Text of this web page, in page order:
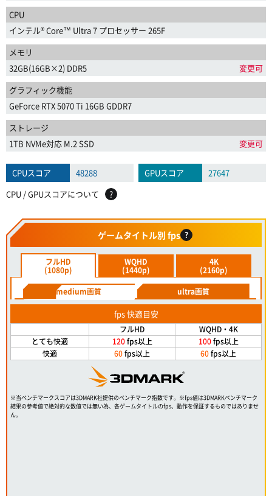
CPU
インテル® Core™ Ultra 7 プロセッサー 265F
メモリ
32GB(16GB×2) DDR5
変更可
グラフィック機能
GeForce RTX 5070 Ti 16GB GDDR7
ストレージ
1TB NVMe対応 M.2 SSD
変更可
CPUスコア 48288 GPUスコア
27647
CPU / GPUスコアについて
?
ゲームタイトル別 fps ?
フルHD
(1080p)
WQHD
(1440p)
4K
(2160p)
medium画質
ultra画質
fps 快適目安
フルHD
WQHD・4K
とても快適
120fps以上 100fps以上
快適
60fps以上 60fps以上
※当ベンチマークスコアは3DMARK社提供のベンチマーク指数です。※fps値は3DMARKベンチマーク
結果の参考値で絶対的な数値では無い為、各ゲームタイトルのfps、動作を保証するものではありませ
ん。